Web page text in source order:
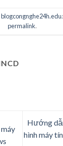
permalink.
Hướng
hình máy